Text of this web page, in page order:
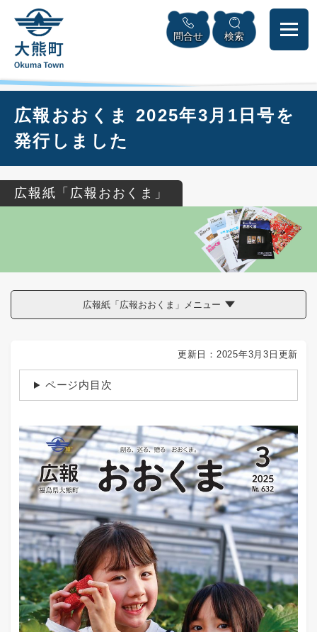
頭
メニューを飛ばして本文へ
問合せ 検索
広報おおくま 2025年3月1日号を
発行しました
広報紙「広報おおくま」
広報紙「広報おおくま」メニュー
更新日：2025年3月3日更新
ページ内目次